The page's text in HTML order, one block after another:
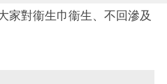
家對衞生巾衞生、不回滲及